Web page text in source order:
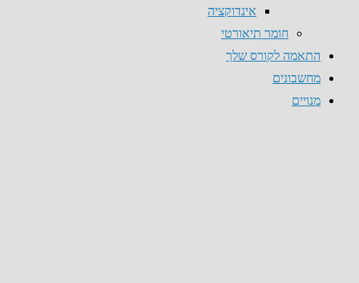
אינדוקציה
חומר תיאורטי
התאמה לקורס שלך
מחשבונים
מנויים